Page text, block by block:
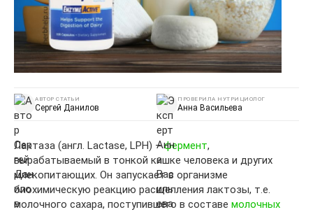
АВТОР СТАТЬИ
Сергей Данилов
ПРОВЕРИЛА НУТРИЦИОЛОГ
Анна Васильева
Лактаза (англ. Lactase, LPH) –фермент,
вырабатываемый в тонкой кишке человека и других
млекопитающих. Он запускает в организме
биохимическую реакцию расщепления лактозы, т.е.
молочного сахара, поступившего в составе молочных